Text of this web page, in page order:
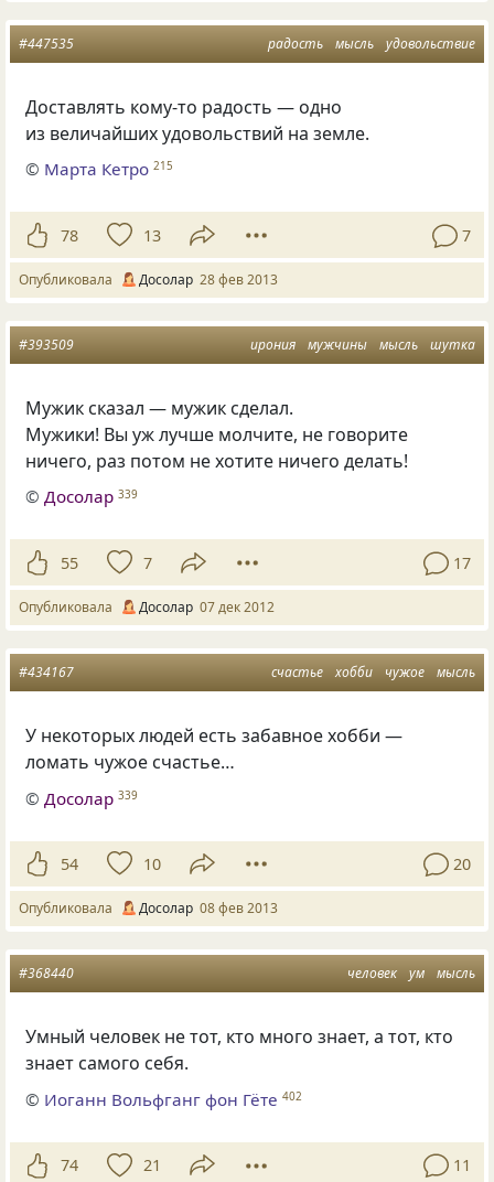
радость мысль удовольствие
#447535
Доставлять кому-то радость — одно
из величайших удовольствий на земле.
© Марта Кетро 215
78 13 7
Опубликовала Досолар 28 фев 2013
ирония мужчины мысль шутка
#393509
Мужик сказал — мужик сделал.
Мужики! Вы уж лучше молчите, не говорите
ничего, раз потом не хотите ничего делать!
©Досолар 339
55 7 17
Опубликовала Досолар 07 дек 2012
счастье хобби чужое мысль
#434167
У некоторых людей есть забавное хобби —
ломать чужое счастье…
© Досолар 339
54 10 20
Опубликовала Досолар 08 фев 2013
человек ум мысль
#368440
Умный человек не тот, кто много знает, а тот, кто
знает самого себя.
© Иоганн Вольфганг фон Гёте 402
74 21 11